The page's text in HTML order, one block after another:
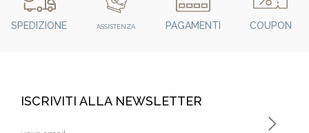
SPEDIZIONE ASSISTENZA PAGAMENTI COUPON
ISCRIVITI ALLA NEWSLETTER